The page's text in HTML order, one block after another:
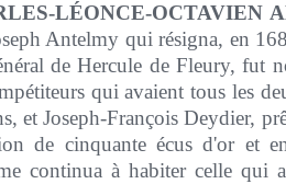
LÉONCE-OCTAVIEN
Antelmy qui résigna, en
de Hercule de Fleury, fut
qui avaient tous les
et Joseph-François Deydier,
de cinquante écus d'or et
continua à habiter celle qui